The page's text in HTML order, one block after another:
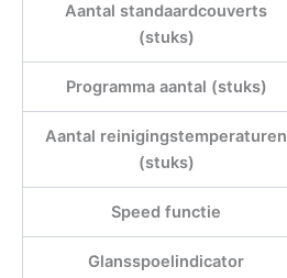
Aantal standaardcouverts
(stuks)
Programma aantal (stuks)
Aantal reinigingstemperaturen
(stuks)
Speed functie
Glansspoelindicator